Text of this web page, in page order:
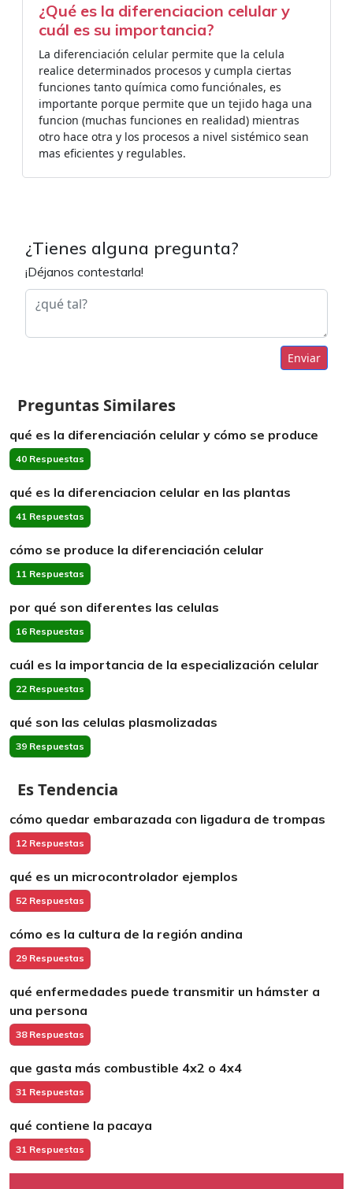
¿Qué es la diferenciacion celular y
cuál es su importancia?
La diferenciación celular permite que la celula
realice determinados procesos y cumpla ciertas
funciones tanto química como funciónales, es
importante porque permite que un tejido haga una
funcion (muchas funciones en realidad) mientras
otro hace otra y los procesos a nivel sistémico sean
mas eficientes y regulables.
¿Tienes alguna pregunta?
¡Déjanos contestarla!
Enviar
Preguntas Similares
qué es la diferenciación celular y cómo se produce
40 Respuestas
qué es la diferenciacion celular en las plantas
41 Respuestas
cómo se produce la diferenciación celular
11 Respuestas
por qué son diferentes las celulas
16 Respuestas
cuál es la importancia de la especialización celular
22 Respuestas
qué son las celulas plasmolizadas
39 Respuestas
Es Tendencia
cómo quedar embarazada con ligadura de trompas
12 Respuestas
qué es un microcontrolador ejemplos
52 Respuestas
cómo es la cultura de la región andina
29 Respuestas
qué enfermedades puede transmitir un hámster a
una persona
38 Respuestas
que gasta más combustible 4x2 o 4x4
31 Respuestas
qué contiene la pacaya
31 Respuestas